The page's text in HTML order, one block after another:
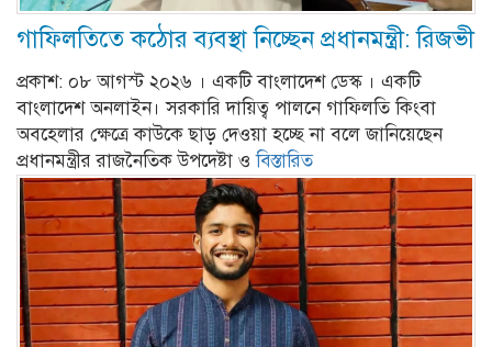
গাফিলতিতে কঠোর ব্যবস্থা নিচ্ছেন প্রধানমন্ত্রী: রিজভী
প্রকাশ: ০৮ আগস্ট ২০২৬ । একটি বাংলাদেশ ডেস্ক । একটি
বাংলাদেশ অনলাইন। সরকারি দায়িত্ব পালনে গাফিলতি কিংবা
অবহেলার ক্ষেত্রে কাউকে ছাড় দেওয়া হচ্ছে না বলে জানিয়েছেন
প্রধানমন্ত্রীর রাজনৈতিক উপদেষ্টা ওবিস্তারিত